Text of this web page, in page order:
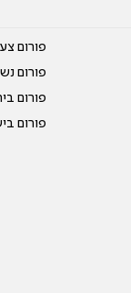
פורום
פורום
פורום
פורום